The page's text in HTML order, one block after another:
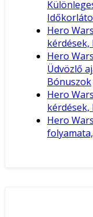
Hero
Hero
Üdvözlő
Bónuszok
Hero
Hero